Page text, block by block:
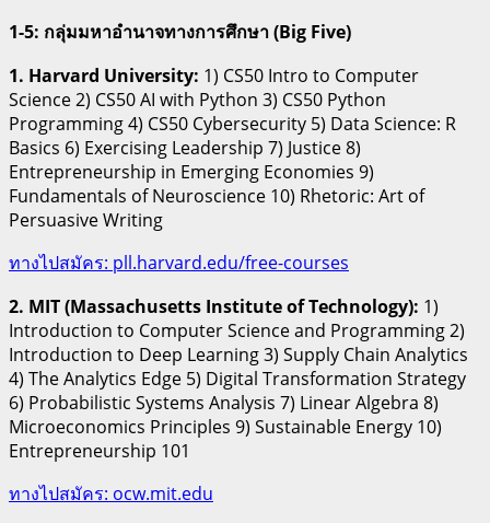
1-5: กลุ่มมหาอำนาจทางการศึกษา (Big Five)
1. Harvard University: 1) CS50 Intro to Computer
Science 2) CS50 AI with Python 3) CS50 Python
Programming 4) CS50 Cybersecurity 5) Data Science: R
Basics 6) Exercising Leadership 7) Justice 8)
Entrepreneurship in Emerging Economies 9)
Fundamentals of Neuroscience 10) Rhetoric: Art of
Persuasive Writing
ทางไปสมัคร: pll.harvard.edu/free-courses
2. MIT (Massachusetts Institute of Technology): 1)
Introduction to Computer Science and Programming 2)
Introduction to Deep Learning 3) Supply Chain Analytics
4) The Analytics Edge 5) Digital Transformation Strategy
6) Probabilistic Systems Analysis 7) Linear Algebra 8)
Microeconomics Principles 9) Sustainable Energy 10)
Entrepreneurship 101
ทางไปสมัคร: ocw.mit.edu